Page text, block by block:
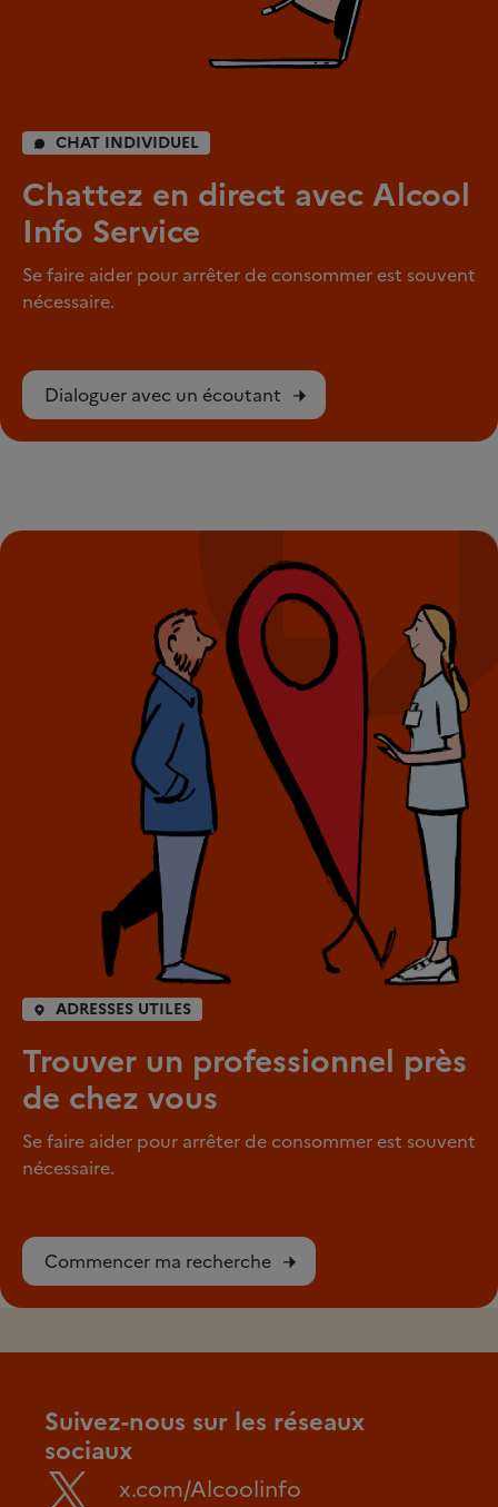
CHAT INDIVIDUEL
Chattez en direct avec Alcool
Info Service
Se faire aider pour arrêter de consommer est souvent
nécessaire.
Dialoguer avec un écoutant
ADRESSES UTILES
Trouver un professionnel près
de chez vous
Se faire aider pour arrêter de consommer est souvent
nécessaire.
Commencer ma recherche
Suivez-nous sur les réseaux
sociaux
x.com/Alcoolinfo